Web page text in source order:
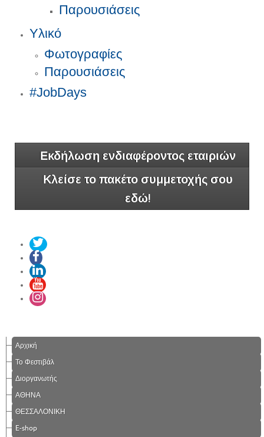
Παρουσιάσεις
Υλικό
Φωτογραφίες
Παρουσιάσεις
#JobDays
Εκδήλωση ενδιαφέροντος εταιριών
Κλείσε το πακέτο συμμετοχής σου
εδώ!
Αρχική
Το Φεστιβάλ
Διοργανωτής
ΑΘΗΝΑ
ΘΕΣΣΑΛΟΝΙΚΗ
E-shop